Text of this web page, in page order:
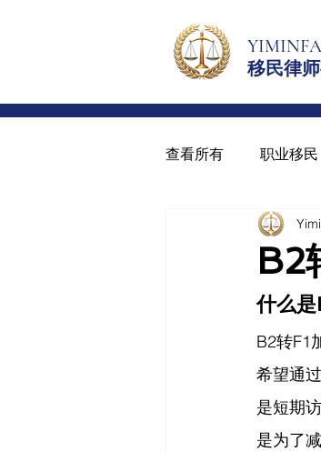
移民律
查看所有 职业移民
绿卡与入籍
B2
什么是
B2转F1
希望通
是短期
是为了